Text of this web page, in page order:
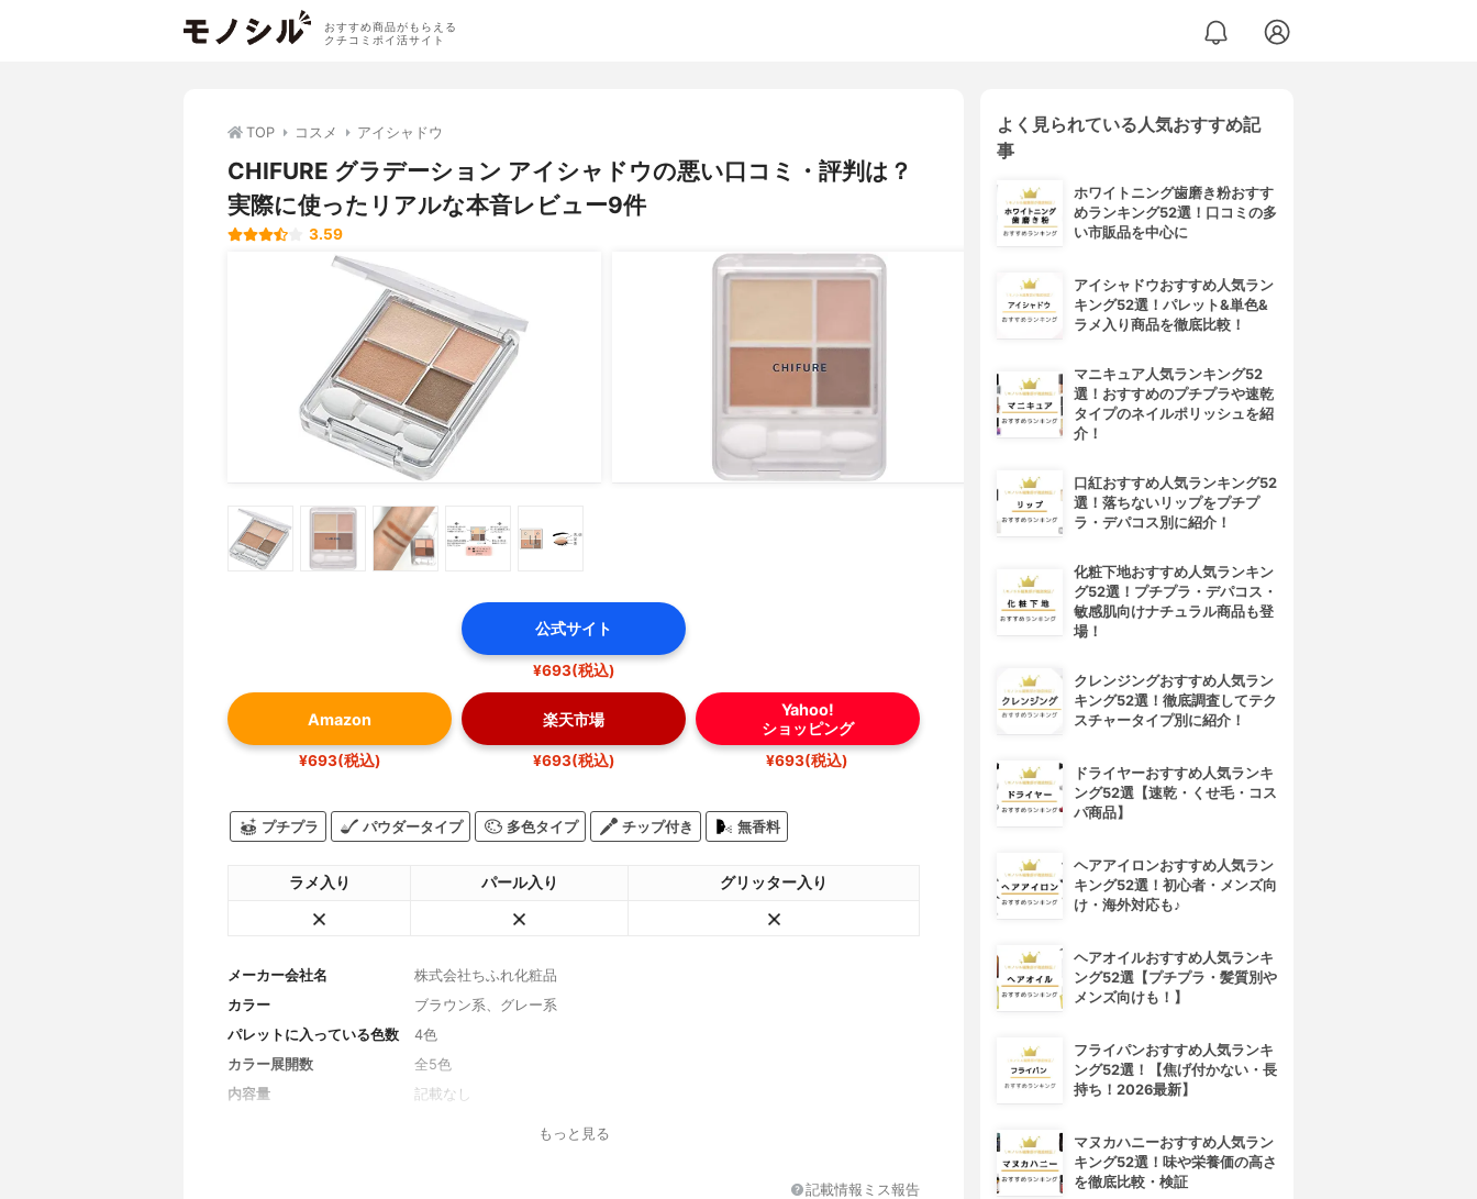
おすすめ商品がもらえる
クチコミポイ活サイト
TOP コスメ アイシャドウ
CHIFURE グラデーション アイシャドウの悪い口コミ・評判は？
実際に使ったリアルな本音レビュー9件
3.59
公式サイト
¥693(税込)
Amazon
¥693(税込)
楽天市場
¥693(税込)
Yahoo!
ショッピング
¥693(税込)
プチプラ パウダータイプ 多色タイプ チップ付き 無香料
ラメ入り パール入り グリッター入り
メーカー会社名
株式会社ちふれ化粧品
カラー
ブラウン系、グレー系
パレットに入っている色数
4色
カラー展開数
全5色
内容量
記載なし
もっと見る
記載情報ミス報告
よく見られている人気おすすめ記
事
ホワイトニング歯磨き粉おすす
めランキング52選！口コミの多
い市販品を中心に
アイシャドウおすすめ人気ラン
キング52選！パレット&単色&
ラメ入り商品を徹底比較！
マニキュア人気ランキング52
選！おすすめのプチプラや速乾
タイプのネイルポリッシュを紹
介！
口紅おすすめ人気ランキング52
選！落ちないリップをプチプ
ラ・デパコス別に紹介！
化粧下地おすすめ人気ランキン
グ52選！プチプラ・デパコス・
敏感肌向けナチュラル商品も登
場！
クレンジングおすすめ人気ラン
キング52選！徹底調査してテク
スチャータイプ別に紹介！
ドライヤーおすすめ人気ランキ
ング52選【速乾・くせ毛・コス
パ商品】
ヘアアイロンおすすめ人気ラン
キング52選！初心者・メンズ向
け・海外対応も♪
ヘアオイルおすすめ人気ランキ
ング52選【プチプラ・髪質別や
メンズ向けも！】
フライパンおすすめ人気ランキ
ング52選！【焦げ付かない・長
持ち！2026最新】
マヌカハニーおすすめ人気ラン
キング52選！味や栄養価の高さ
を徹底比較・検証